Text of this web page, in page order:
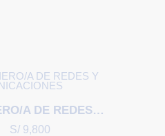
INGENIERO/A DE REDES Y COMUNICACIONES
S/9,800